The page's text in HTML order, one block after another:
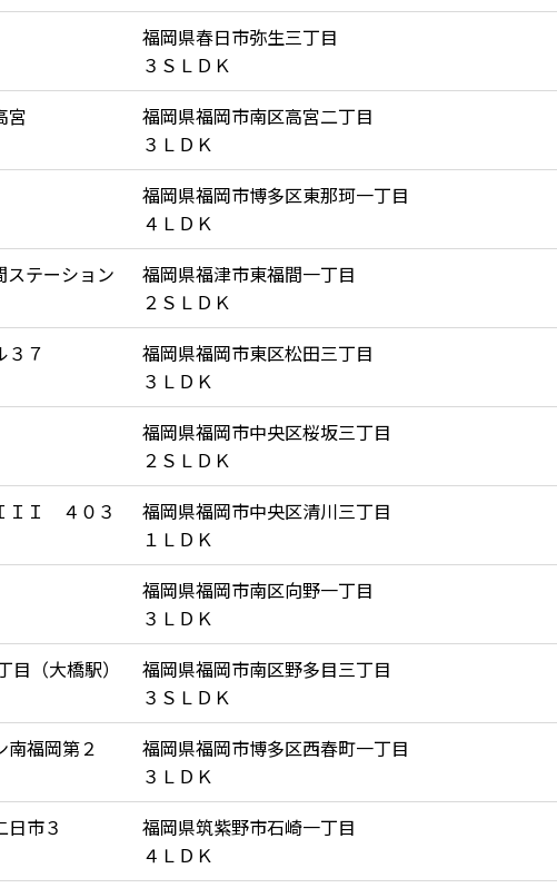
福岡県春日市弥生三丁目
３ＳＬＤＫ
宮
福岡県福岡市南区高宮二丁目
３ＬＤＫ
福岡県福岡市博多区東那珂一丁目
４ＬＤＫ
ステーション
福岡県福津市東福間一丁目
２ＳＬＤＫ
３７
福岡県福岡市東区松田三丁目
３ＬＤＫ
福岡県福岡市中央区桜坂三丁目
２ＳＬＤＫ
ＩＩ ４０３
福岡県福岡市中央区清川三丁目
１ＬＤＫ
福岡県福岡市南区向野一丁目
３ＬＤＫ
（大橋駅）
福岡県福岡市南区野多目三丁目
３ＳＬＤＫ
南福岡第２
福岡県福岡市博多区西春町一丁目
３ＬＤＫ
日市３
福岡県筑紫野市石崎一丁目
４ＬＤＫ